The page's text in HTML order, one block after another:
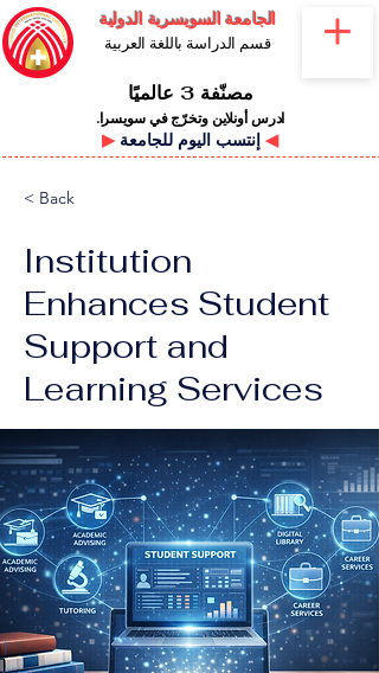
الجامعة السويسرية الدولية
قسم الدراسة باللغة العربية
مصنّفة 3 عالميًا
ادرس أونلاين وتخرّج في سويسرا.
▶ ◀
< Back
Institution
Enhances Student
Support and
Learning Services